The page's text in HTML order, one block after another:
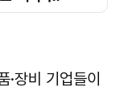
·장비 기업들이